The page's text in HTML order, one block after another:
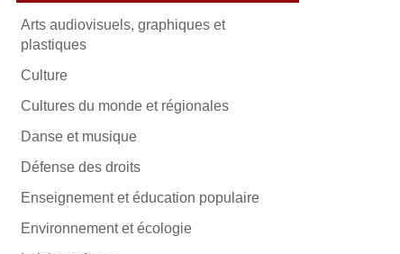
Arts audiovisuels, graphiques et
plastiques
Culture
Cultures du monde et régionales
Danse et musique
Défense des droits
Enseignement et éducation populaire
Environnement et écologie